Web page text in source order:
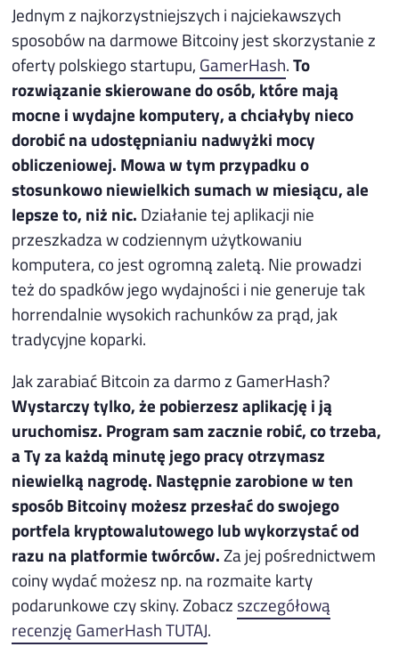
Jednym z najkorzystniejszych i najciekawszych
sposobów na darmowe Bitcoiny jest skorzystanie z
oferty polskiego startupu, GamerHash.To
rozwiązanie skierowane do osób, które mają
mocne i wydajne komputery, a chciałyby nieco
dorobić na udostępnianiu nadwyżki mocy
obliczeniowej. Mowa w tym przypadku o
stosunkowo niewielkich sumach w miesiącu, ale
lepsze to, niż nic. Działanie tej aplikacji nie
przeszkadza w codziennym użytkowaniu
komputera, co jest ogromną zaletą. Nie prowadzi
też do spadków jego wydajności i nie generuje tak
horrendalnie wysokich rachunków za prąd, jak
tradycyjne koparki.
Jak zarabiać Bitcoin za darmo z GamerHash?
Wystarczy tylko, że pobierzesz aplikację i ją
uruchomisz. Program sam zacznie robić, co trzeba,
a Ty za każdą minutę jego pracy otrzymasz
niewielką nagrodę. Następnie zarobione w ten
sposób Bitcoiny możesz przesłać do swojego
portfela kryptowalutowego lub wykorzystać od
razu na platformie twórców.Za jej pośrednictwem
coiny wydać możesz np. na rozmaite karty
podarunkowe czy skiny. Zobacz szczegółową
recenzję GamerHash TUTAJ.